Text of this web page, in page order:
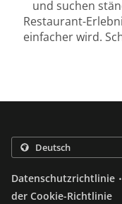
und suchen
Restaurant-
einfacher wird.
Datenschutzrichtlinie .
der Cookie-Richtlinie